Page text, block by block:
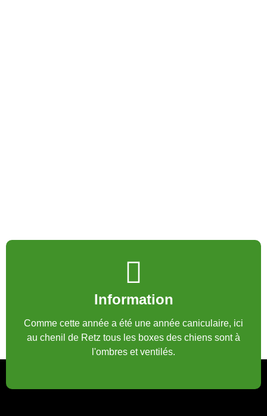
Information
Comme cette année a été une année caniculaire, ici
au chenil de Retz tous les boxes des chiens sont à
l'ombres et ventilés.